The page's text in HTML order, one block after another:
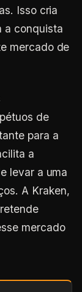
Isso cria
a conquista
mercado de
de
para a
a
levar a uma
A Kraken,
mercado